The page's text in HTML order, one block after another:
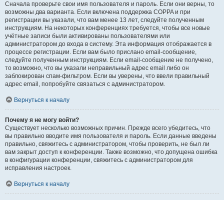
Сначала проверьте свои имя пользователя и пароль. Если они верны, то
возможны два варианта. Если включена поддержка COPPA и при
регистрации вы указали, что вам менее 13 лет, следуйте полученным
инструкциям. На некоторых конференциях требуется, чтобы все новые
учётные записи были активированы пользователями или
администратором до входа в систему. Эта информация отображается в
процессе регистрации. Если вам было прислано email-сообщение,
следуйте полученным инструкциям. Если email-сообщение не получено,
то возможно, что вы указали неправильный адрес email либо он
заблокирован спам-фильтром. Если вы уверены, что ввели правильный
адрес email, попробуйте связаться с администратором.
Вернуться к началу
Почему я не могу войти?
Существует несколько возможных причин. Прежде всего убедитесь, что
вы правильно вводите имя пользователя и пароль. Если данные введены
правильно, свяжитесь с администратором, чтобы проверить, не был ли
вам закрыт доступ к конференции. Также возможно, что допущена ошибка
в конфигурации конференции, свяжитесь с администратором для
исправления настроек.
Вернуться к началу